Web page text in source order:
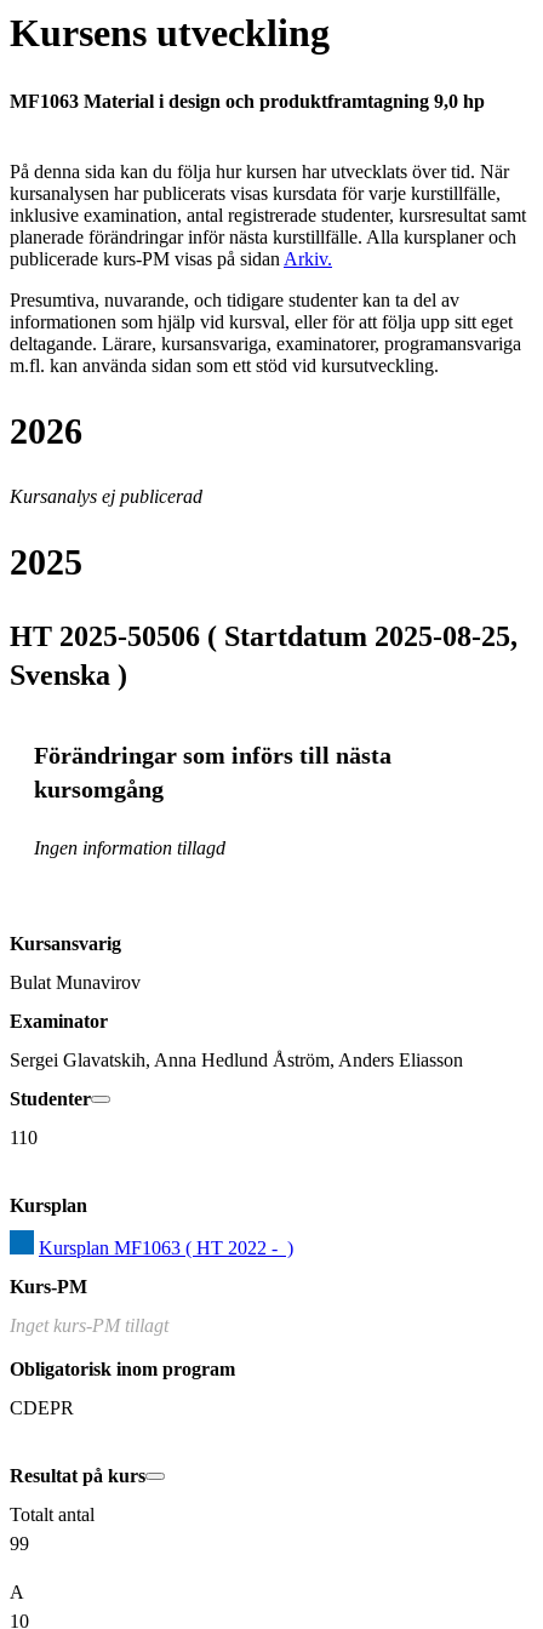
Kursens utveckling
MF1063 Material i design och produktframtagning 9,0 hp
På denna sida kan du följa hur kursen har utvecklats över tid. När
kursanalysen har publicerats visas kursdata för varje kurstillfälle,
inklusive examination, antal registrerade studenter, kursresultat samt
planerade förändringar inför nästa kurstillfälle. Alla kursplaner och
publicerade kurs-PM visas på sidan Arkiv.
Presumtiva, nuvarande, och tidigare studenter kan ta del av
informationen som hjälp vid kursval, eller för att följa upp sitt eget
deltagande. Lärare, kursansvariga, examinatorer, programansvariga
m.fl. kan använda sidan som ett stöd vid kursutveckling.
2026
Kursanalys ej publicerad
2025
HT 2025-50506 ( Startdatum 2025-08-25,
Svenska )
Förändringar som införs till nästa
kursomgång
Ingen information tillagd
Kursansvarig
Bulat Munavirov
Examinator
Sergei Glavatskih, Anna Hedlund Åström, Anders Eliasson
Studenter
110
Kursplan
Kursplan MF1063 ( HT 2022 -  )
Kurs-PM
Inget kurs-PM tillagt
Obligatorisk inom program
CDEPR
Resultat på kurs
Totalt antal
99
A
10